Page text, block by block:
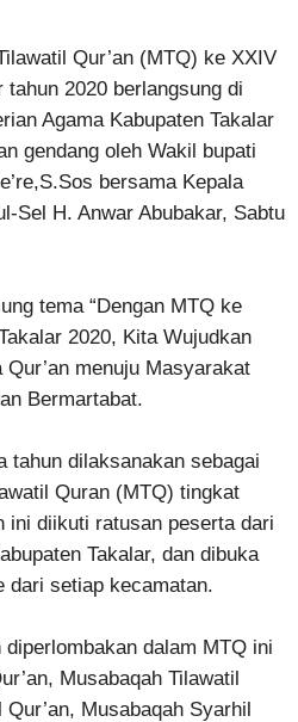
Qur’an (MTQ) ke XXIV
2020 berlangsung di
Agama Kabupaten Takalar
gendang oleh Wakil bupati
bersama Kepala
Sel H. Anwar Abubakar, Sabtu
tema “Dengan MTQ ke
2020, Kita Wujudkan
menuju Masyarakat
Bermartabat.
tahun dilaksanakan sebagai
Quran (MTQ) tingkat
ini diikuti ratusan peserta dari
Takalar, dan dibuka
dari setiap kecamatan.
dalam MTQ ini
Musabaqah Tilawatil
Musabaqah Syarhil